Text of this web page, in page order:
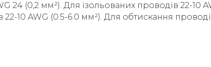
24 (0,2 мм²). Для ізольованих проводів 22-10
22-10 AWG (0.5-6.0 мм²). Для обтискання